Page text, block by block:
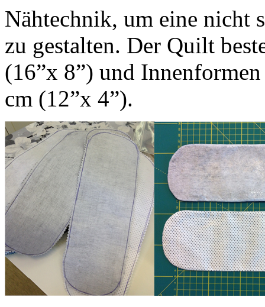
Nähtechnik, um eine nicht
zu gestalten. Der Quilt
(16”x 8”) und
cm (12”x 4”).